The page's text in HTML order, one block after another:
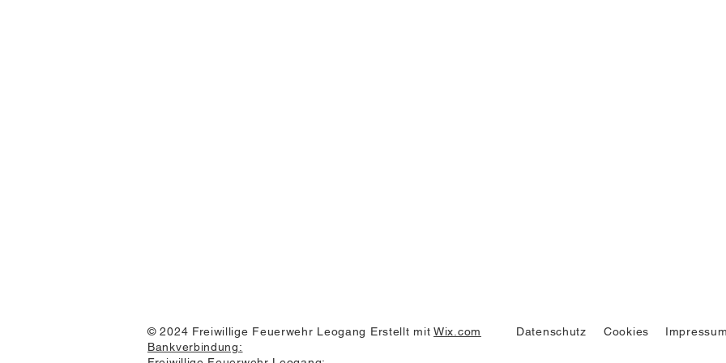
© 2024 Freiwillige Feuerwehr Leogang Erstellt mitWix.com
Bankverbindung:
Datenschutz Cookies